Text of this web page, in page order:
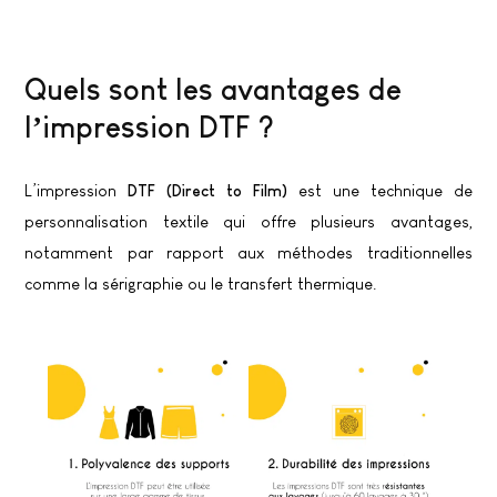
Quels sont les avantages de
l’impression DTF ?
L’impressionDTF (Direct to Film) est une technique de
personnalisation textile qui offre plusieurs avantages,
notamment par rapport aux méthodes traditionnelles
comme la sérigraphie ou le transfert thermique.